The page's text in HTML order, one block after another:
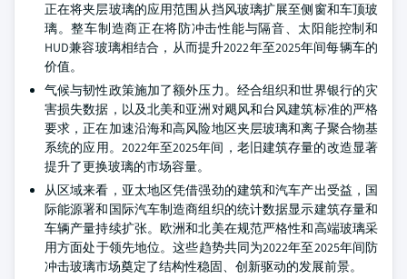
正在将夹层玻璃的应用范围从挡风玻璃扩展至侧窗和车顶玻
璃。整车制造商正在将防冲击性能与隔音、太阳能控制和
HUD兼容玻璃相结合，从而提升2022年至2025年间每辆车的
价值。
气候与韧性政策施加了额外压力。经合组织和世界银行的灾
害损失数据，以及北美和亚洲对飓风和台风建筑标准的严格
要求，正在加速沿海和高风险地区夹层玻璃和离子聚合物基
系统的应用。2022年至2025年间，老旧建筑存量的改造显著
提升了更换玻璃的市场容量。
从区域来看，亚太地区凭借强劲的建筑和汽车产出受益，国
际能源署和国际汽车制造商组织的统计数据显示建筑存量和
车辆产量持续扩张。欧洲和北美在规范严格性和高端玻璃采
用方面处于领先地位。这些趋势共同为2022年至2025年间防
冲击玻璃市场奠定了结构性稳固、创新驱动的发展前景。